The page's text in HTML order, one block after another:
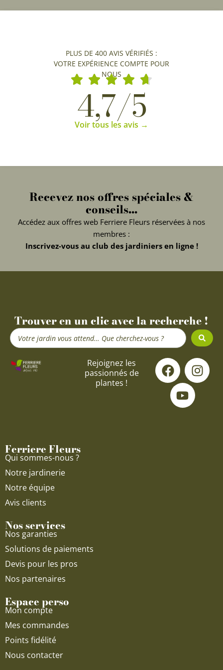
PLUS DE 400 AVIS VÉRIFIÉS :
VOTRE EXPÉRIENCE COMPTE POUR
NOUS
4,7/5
Voir tous les avis →
Recevez nos offres spéciales &
conseils...
Accédez aux offres web Ferriere Fleurs réservées à nos
membres :
Inscrivez-vous au club des jardiniers en ligne !
Trouver en un clic avec la recherche !
Search
...
Rejoignez les
passionnés de
plantes !
F
a
c
e
I
n
s
Y
o
u
t
u
Ferriere Fleurs
Qui sommes-nous ?
Notre jardinerie
Notre équipe
Avis clients
Nos services
Nos garanties
Solutions de paiements
Devis pour les pros
Nos partenaires
Espace perso
Mon compte
Mes commandes
Points fidélité
Nous contacter